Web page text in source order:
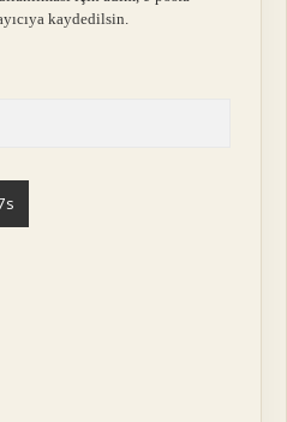
kaydedilsin.